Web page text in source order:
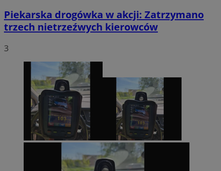
Piekarska drogówka w akcji: Zatrzymano
trzech nietrzeźwych kierowców
3